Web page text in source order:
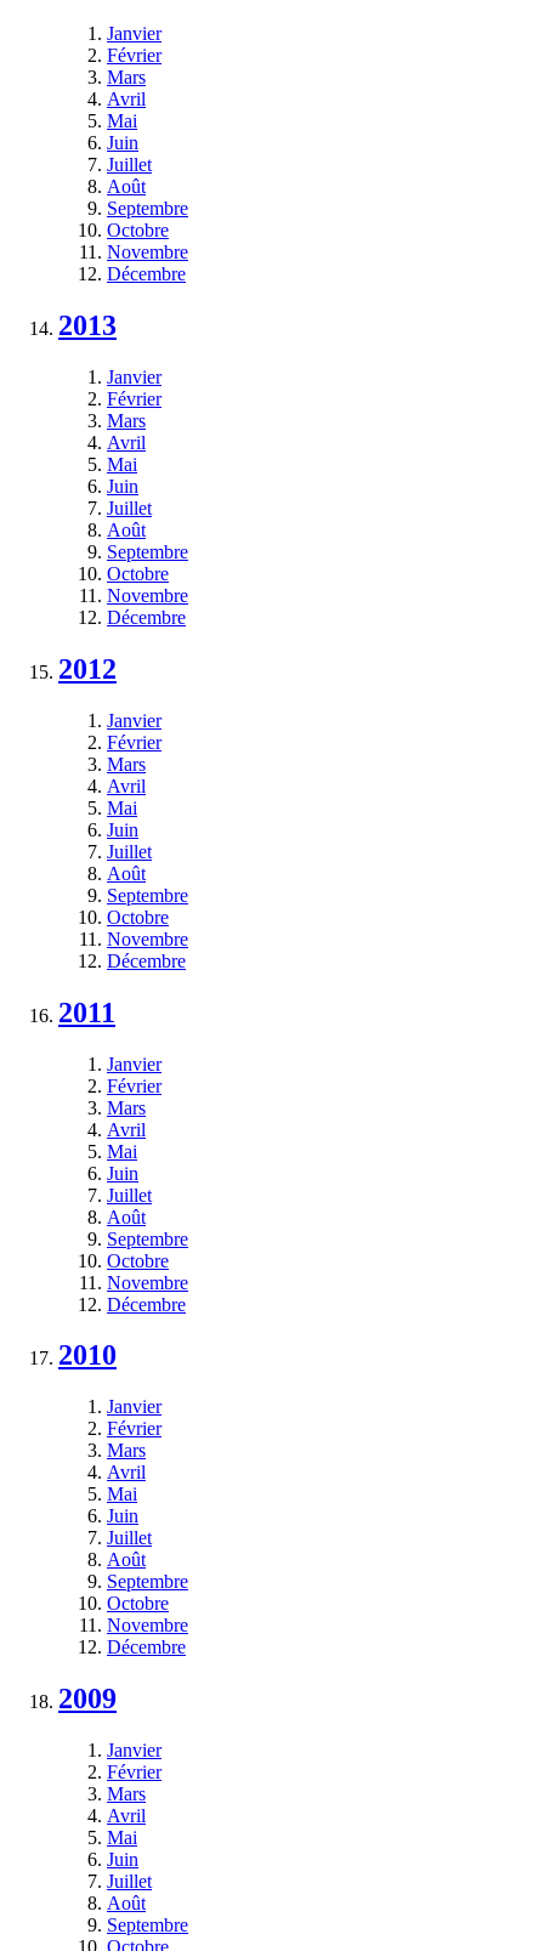
Janvier
Février
Mars
Avril
Mai
Juin
Juillet
Août
Septembre
Octobre
Novembre
Décembre
2013
Janvier
Février
Mars
Avril
Mai
Juin
Juillet
Août
Septembre
Octobre
Novembre
Décembre
2012
Janvier
Février
Mars
Avril
Mai
Juin
Juillet
Août
Septembre
Octobre
Novembre
Décembre
2011
Janvier
Février
Mars
Avril
Mai
Juin
Juillet
Août
Septembre
Octobre
Novembre
Décembre
2010
Janvier
Février
Mars
Avril
Mai
Juin
Juillet
Août
Septembre
Octobre
Novembre
Décembre
2009
Janvier
Février
Mars
Avril
Mai
Juin
Juillet
Août
Septembre